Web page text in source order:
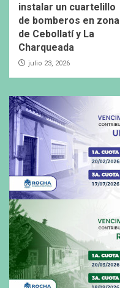
instalar un cuartelillo
de bomberos en zona
de Cebollatí y La
Charqueada
julio 23, 2026